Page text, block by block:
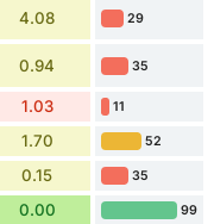
4.08 29
0.94 35
1.03 11
1.70 52
0.15 35
0.00 99